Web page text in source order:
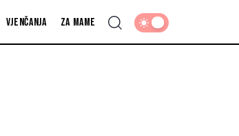
Vjenčanja Za mame